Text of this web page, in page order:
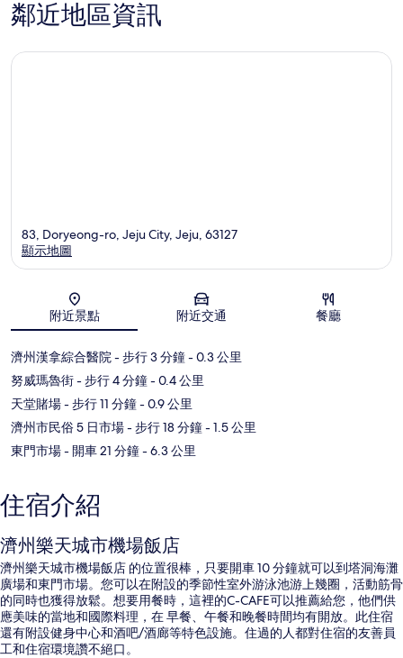
鄰近地區資訊
地圖
83, Doryeong-ro, Jeju City, Jeju, 63127
顯示地圖
附近景點 附近交通 餐廳
濟州漢拿綜合醫院- 步行 3 分鐘- 0.3 公里
努威瑪魯街- 步行 4 分鐘- 0.4 公里
天堂賭場- 步行 11 分鐘- 0.9 公里
濟州市民俗 5 日市場- 步行 18 分鐘- 1.5 公里
東門市場- 開車 21 分鐘- 6.3 公里
住宿介紹
濟州樂天城市機場飯店
濟州樂天城市機場飯店 的位置很棒，只要開車 10 分鐘就可以到塔洞海灘
廣場和東門市場。您可以在附設的季節性室外游泳池游上幾圈，活動筋骨
的同時也獲得放鬆。想要用餐時，這裡的C-CAFE可以推薦給您，他們供
應美味的當地和國際料理，在 早餐、午餐和晚餐時間均有開放。此住宿
還有附設健身中心和酒吧/酒廊等特色設施。住過的人都對住宿的友善員
工和住宿環境讚不絕口。